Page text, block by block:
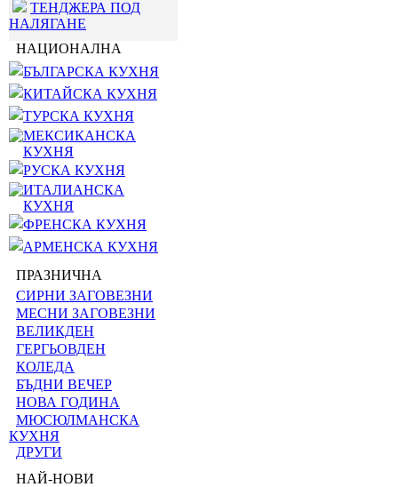
ТЕНДЖЕРА ПОД
НАЛЯГАНЕ
НАЦИОНАЛНА
БЪЛГАРСКА КУХНЯ
КИТАЙСКА КУХНЯ
ТУРСКА КУХНЯ
МЕКСИКАНСКА
КУХНЯ
РУСКА КУХНЯ
ИТАЛИАНСКА
КУХНЯ
ФРЕНСКА КУХНЯ
АРМЕНСКА КУХНЯ
ПРАЗНИЧНА
СИРНИ ЗАГОВЕЗНИ
МЕСНИ ЗАГОВЕЗНИ
ВЕЛИКДЕН
ГЕРГЬОВДЕН
КОЛЕДА
БЪДНИ ВЕЧЕР
НОВА ГОДИНА
МЮСЮЛМАНСКА
КУХНЯ
ДРУГИ
НАЙ-НОВИ